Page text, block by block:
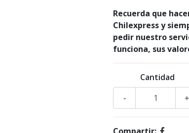
Recuerda que
Chilexpress y
pedir nuestro
funciona, sus
Cantidad
+
-